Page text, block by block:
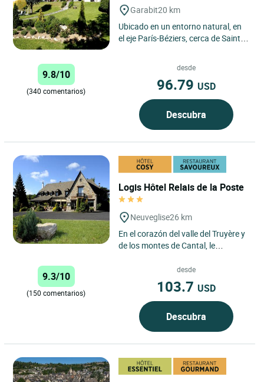
Garabit20 km
Ubicado en un entorno natural, en
el eje París-Béziers, cerca de Saint-
9.8/10
(340 comentarios)
desde
96.79 USD
Descubra
Logis Hôtel Relais de la Poste
Neuveglise26 km
En el corazón del valle del Truyère y
de los montes de Cantal, le
cálido. Podrá saborear...
9.3/10
(150 comentarios)
desde
103.7 USD
Descubra